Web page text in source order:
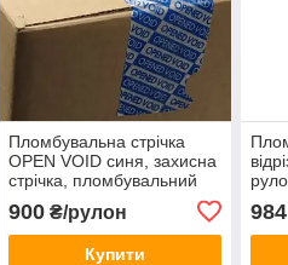
Пломбувальна стрічка
OPEN VOID синя, захисна
стрічка, пломбувальний
скотч, гарантійний скотч,
індикаторний скотч, рулон
50м*50мм
900₴/рулон
Купити
984